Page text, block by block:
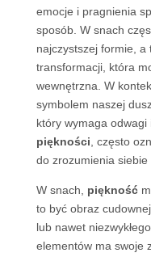
emocje i pragnienia
sposób. W snach
najczystszej formie, a
transformacji, która
wewnętrzna. W
symbolem naszej
który wymaga
piękności , często
do zrozumienia siebie
W snach, piękność
to być obraz
lub nawet
elementów ma swoje